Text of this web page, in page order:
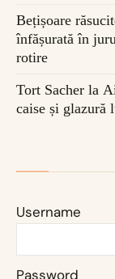
Bețișoare
înfășurată în
rotire
Tort Sacher la
caise și glazură
Username
Password